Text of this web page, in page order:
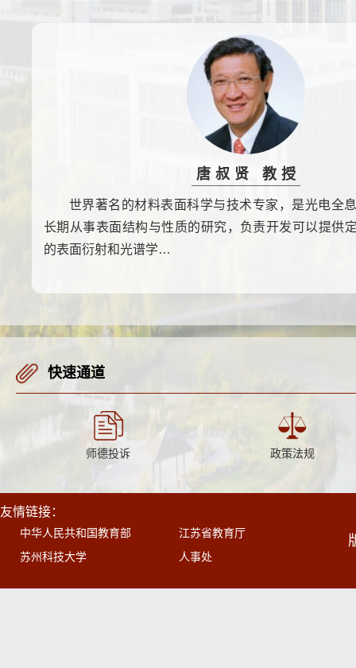
唐叔贤 教授
世界著名的材料表面科学与技术专家，是光电全
长期从事表面结构与性质的研究，负责开发可以提供
的表面衍射和光谱学…
快速通道
师德投诉 政策法规
友情链接：
中华人民共和国教育部
江苏省教育厅
苏州科技大学
人事处